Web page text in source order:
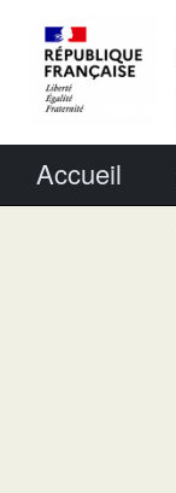
Accueil